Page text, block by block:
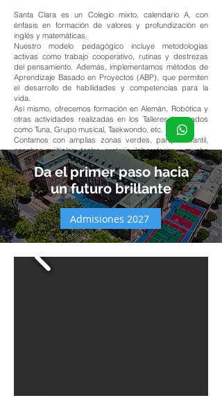
Santa Clara es un Colegio mixto, calendario A, con
énfasis en formación de valores y profundización en
inglés y matemáticas.
Nuestro modelo pedagógico incluye metodologías
activas como trabajo cooperativo, rutinas y destrezas
del pensamiento. Además, implementamos métodos de
Aprendizaje Basado en Proyectos (ABP), que permiten
el desarrollo de habilidades y competencias para la
vida.
Así mismo, ofrecemos formación en Alemán, Robótica y
otras actividades realizadas en los Talleres integrados
como Tuna, Grupo musical, Taekwondo, etc.
Contamos con amplias zonas verdes, parque infantil,
canchas múltiples, teatro, oratorio, laboratorios y mucho
más.
Da el primer paso hacia
un futuro brillante
Admisiones 2027